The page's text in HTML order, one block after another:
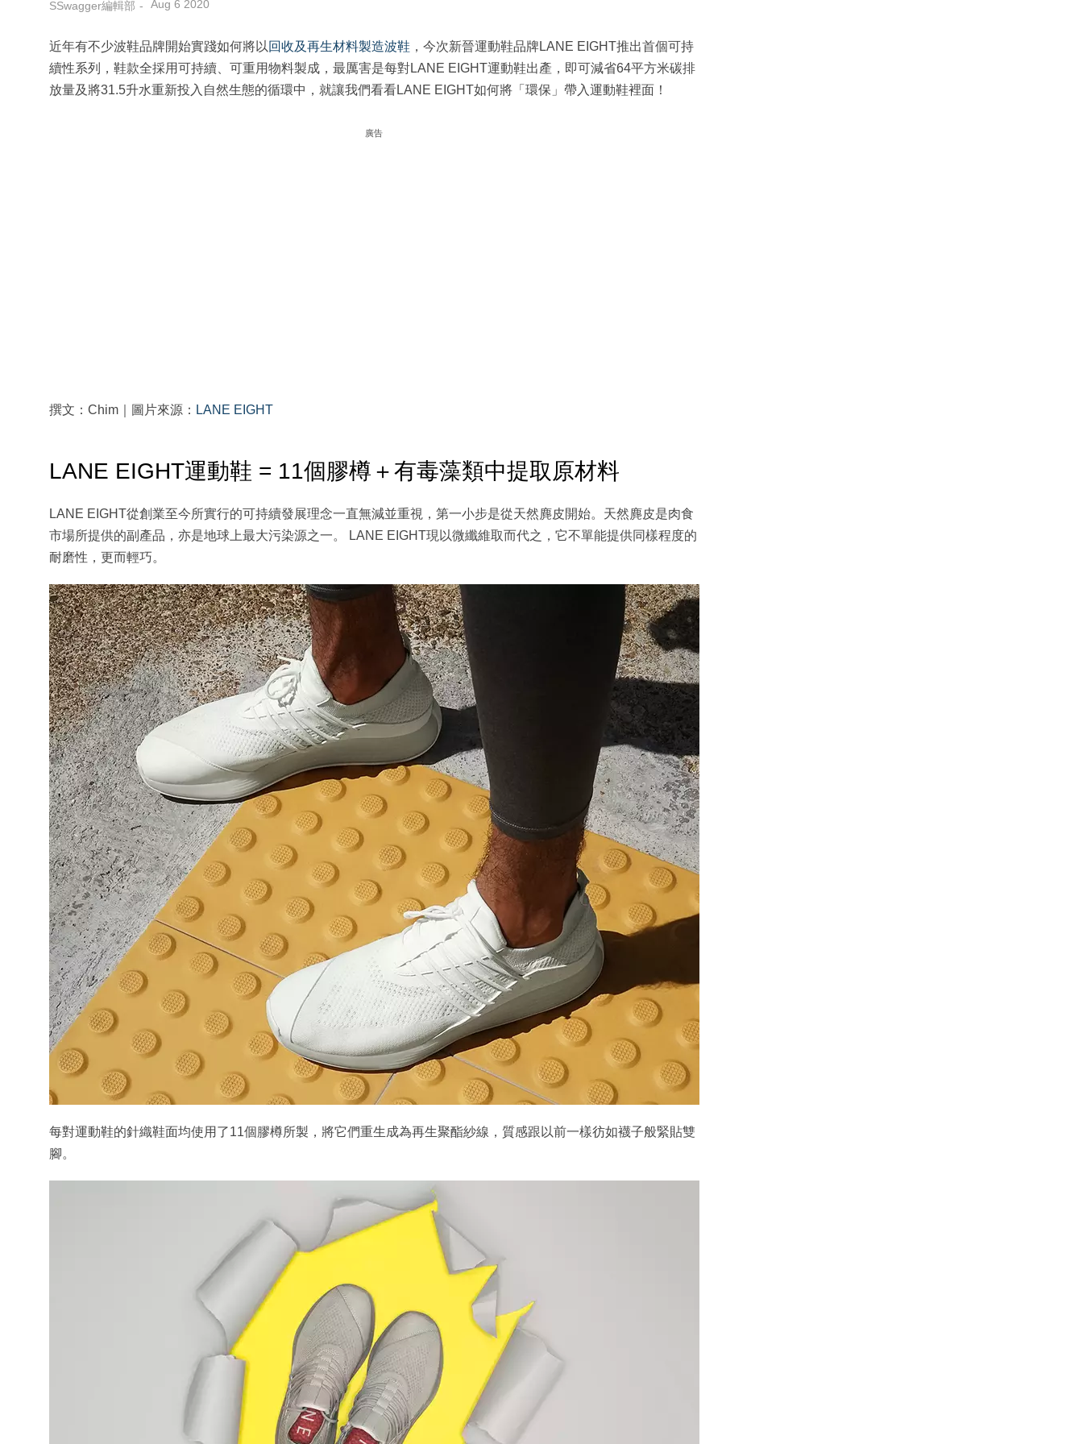
SSwagger編輯部 Aug 6 2020
近年有不少波鞋品牌開始實踐如何將以 回收及再生材料製造波鞋 ，今次新晉運動鞋品牌LANE EIGHT推出首個可持
續性系列，鞋款全採用可持續、可重用物料製成，最厲害是每對LANE EIGHT運動鞋出產，即可減省64平方米碳排
放量及將31.5升水重新投入自然生態的循環中，就讓我們看看LANE EIGHT如何將「環保」帶入運動鞋裡面！
廣告
撰文：Chim｜圖片來源： LANE EIGHT
LANE EIGHT運動鞋 = 11個膠樽＋有毒藻類中提取原材料
LANE EIGHT從創業至今所實行的可持續發展理念一直無減並重視，第一小步是從天然麂皮開始。天然麂皮是肉食
市場所提供的副產品，亦是地球上最大污染源之一。 LANE EIGHT現以微纖維取而代之，它不單能提供同樣程度的
耐磨性，更而輕巧。
每對運動鞋的針織鞋面均使用了11個膠樽所製，將它們重生成為再生聚酯紗線，質感跟以前一樣彷如襪子般緊貼雙
腳。